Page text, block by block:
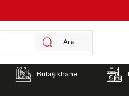
Ara
Bulaşıkhane
Stok Kodu:INO-PIK152
İnoksan PIK152 Kömürlü